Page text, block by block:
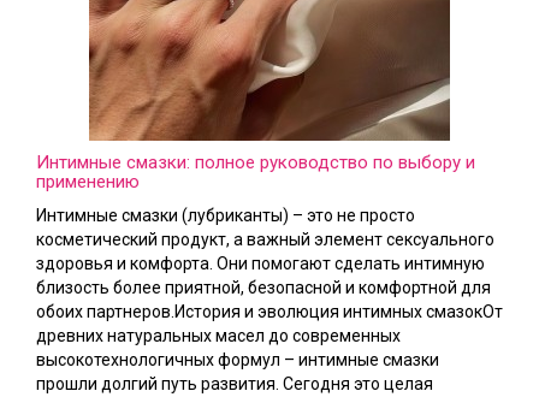
Интимные смазки: полное руководство по выбору и
применению
Интимные смазки (лубриканты) – это не просто
косметический продукт, а важный элемент сексуального
здоровья и комфорта. Они помогают сделать интимную
близость более приятной, безопасной и комфортной для
обоих партнеров.История и эволюция интимных смазокОт
древних натуральных масел до современных
высокотехнологичных формул – интимные смазки
прошли долгий путь развития. Сегодня это целая